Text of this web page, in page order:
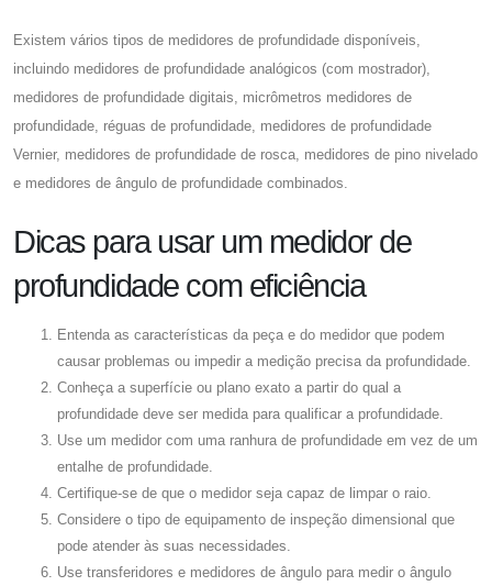
Existem vários tipos de medidores de profundidade disponíveis,
incluindo medidores de profundidade analógicos (com mostrador),
medidores de profundidade digitais, micrômetros medidores de
profundidade, réguas de profundidade, medidores de profundidade
Vernier, medidores de profundidade de rosca, medidores de pino nivelado
e medidores de ângulo de profundidade combinados.
Dicas para usar um medidor de
profundidade com eficiência
Entenda as características da peça e do medidor que podem
causar problemas ou impedir a medição precisa da profundidade.
Conheça a superfície ou plano exato a partir do qual a
profundidade deve ser medida para qualificar a profundidade.
Use um medidor com uma ranhura de profundidade em vez de um
entalhe de profundidade.
Certifique-se de que o medidor seja capaz de limpar o raio.
Considere o tipo de equipamento de inspeção dimensional que
pode atender às suas necessidades.
Use transferidores e medidores de ângulo para medir o ângulo